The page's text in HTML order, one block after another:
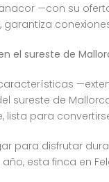
—con su
garantiza
el sureste de
sureste de
lista para
para disfrutar
esta finca en